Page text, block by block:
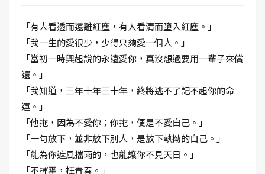
「有人看透而遠離紅塵，有人看清而墮入紅塵。」
「我一生的愛很少，少得只夠愛一個人。」
「當初一時興起說的永遠愛你，真沒想過要用一輩子來償
還。」
「我知道，三年十年三十年，終將逃不了記不起你的命
運。」
「他拖，因為不愛你；你拖，便是不愛自己。」
「一句放下，並非放下別人，是放下執拗的自己。」
「能為你遮風擋雨的，也能讓你不見天日。」
「不揮霍，枉青春。」